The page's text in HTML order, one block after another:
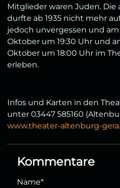
Mitglieder waren Juden. Die
durfte ab 1935 nicht mehr
jedoch unvergessen und am
Oktober um 19:30 Uhr und
Oktober um 18:00 Uhr im
erleben.
Infos und Karten in den
unter 03447 585160
www.theater-altenburg-
Kommentare
Name*